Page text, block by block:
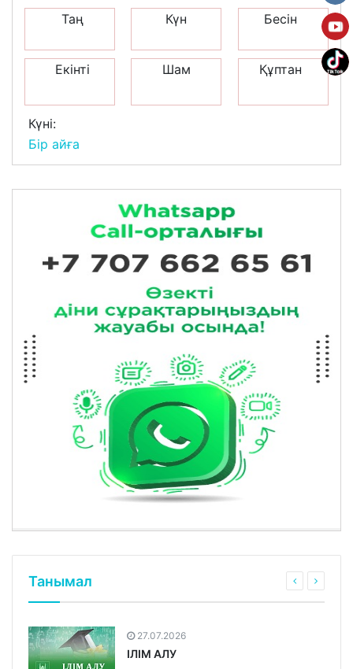
Таң Күн Бесін
Екінті Шам Құптан
Күні:
Бір айға
Танымал
27.07.2026
ІЛІМ АЛУ